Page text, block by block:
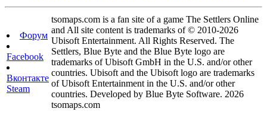
Форум
Facebook
Вконтакте
Steam
tsomaps.com is a fan site of a game The Settlers Online
and All site content is trademarks of © 2010-2026
Ubisoft Entertainment. All Rights Reserved. The
Settlers, Blue Byte and the Blue Byte logo are
trademarks of Ubisoft GmbH in the U.S. and/or other
countries. Ubisoft and the Ubisoft logo are trademarks
of Ubisoft Entertainment in the U.S. and/or other
countries. Developed by Blue Byte Software. 2026
tsomaps.com